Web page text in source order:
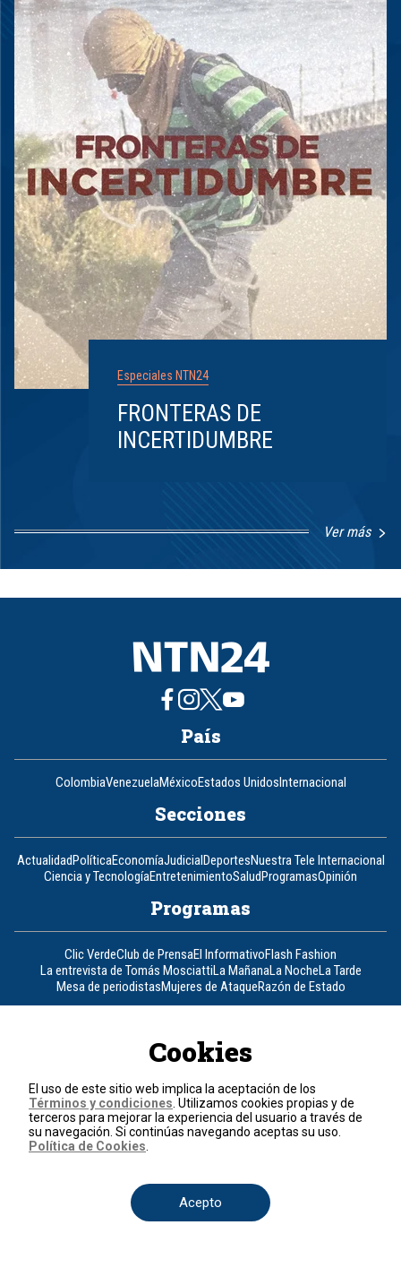
Especiales NTN24
FRONTERAS DE
INCERTIDUMBRE
Ver más
8
País
ColombiaVenezuelaMéxicoEstados UnidosInternacional
Secciones
ActualidadPolíticaEconomíaJudicialDeportesNuestra Tele Internacional
Ciencia y TecnologíaEntretenimientoSaludProgramasOpinión
Programas
Clic VerdeClub de PrensaEl InformativoFlash Fashion
La entrevista de Tomás MosciattiLa MañanaLa NocheLa Tarde
Mesa de periodistasMujeres de AtaqueRazón de Estado
Atención al clienteAtención al inversionista
Informe de sostenibilidad
Código de autorregulación
Ventas InternacionalesLínea ÉticaPrensa RCNOBA
Visite también
Nuestra Tele Internacional
NovelasFides
Un producto de RCN Televisión
RCN Total
Cookies
El uso de este sitio web implica la aceptación de los
Términos y condiciones . Utilizamos cookies propias y de
terceros para mejorar la experiencia del usuario a través de
su navegación. Si continúas navegando aceptas su uso.
Política de Cookies
Acepto